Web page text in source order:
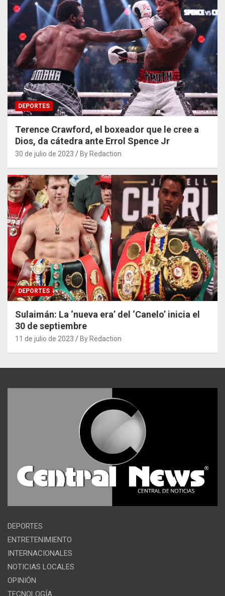
DEPORTES
Terence Crawford, el boxeador que le cree a
Dios, da cátedra ante Errol Spence Jr
30 de julio de 2023 By Redaction
DEPORTES
Sulaimán: La ‘nueva era’ del ‘Canelo’ inicia el
30 de septiembre
11 de julio de 2023 By Redaction
DEPORTES
ENTRETENIMIENTO
INTERNACIONALES
NOTICIAS LOCALES
OPINIÓN
TECNOLOGÍA